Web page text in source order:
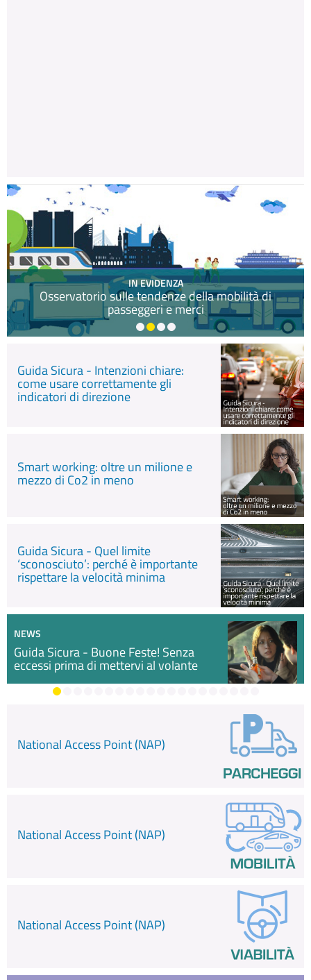
IN EVIDENZA
Osservatorio sulle tendenze della mobilità di
passeggeri e merci
Guida Sicura - Intenzioni chiare:
come usare correttamente gli
indicatori di direzione
Smart working: oltre un milione e
mezzo di Co2 in meno
Guida Sicura - Quel limite
‘sconosciuto’: perché è importante
rispettare la velocità minima
NEWS
Guida Sicura - Buone Feste! Senza
eccessi prima di mettervi al volante
National Access Point (NAP)
National Access Point (NAP)
National Access Point (NAP)